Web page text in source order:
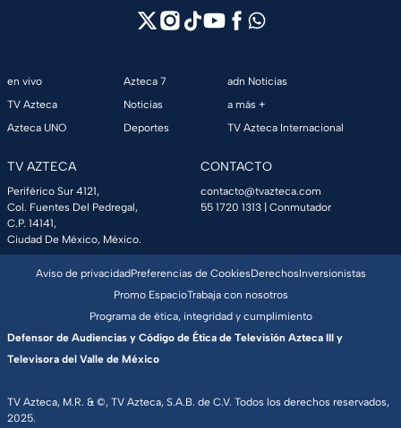
en vivo
TV Azteca
Azteca UNO
Azteca 7
Noticias
Deportes
adn Noticias
a más +
TV Azteca Internacional
TV AZTECA
Periférico Sur 4121,
Col. Fuentes Del Pedregal,
C.P. 14141,
Ciudad De México, México.
CONTACTO
contacto@tvazteca.com
55 1720 1313 | Conmutador
TV Azteca, M.R. & ©, TV Azteca, S.A.B. de C.V. Todos los derechos reservados,
2025.
Aviso de privacidadPreferencias de CookiesDerechosInversionistas
Promo EspacioTrabaja con nosotros
Programa de ética, integridad y cumplimiento
Defensor de Audiencias y Código de Ética de Televisión Azteca III y
Televisora del Valle de México